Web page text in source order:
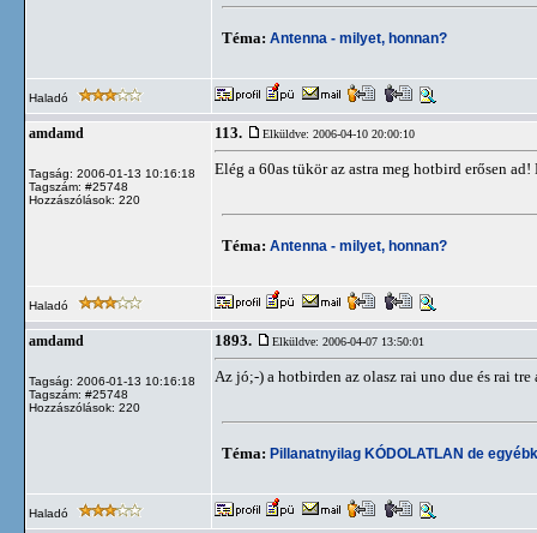
Téma: Antenna - milyet, honnan?
Haladó
amdamd
Tagság: 2006-01-13 10:16:18
Tagszám: #25748
Hozzászólások: 220
113. Elküldve: 2006-04-10 20:00:10
Elég a 60as tükör az astra meg hotbird erősen
Téma: Antenna - milyet, honnan?
Haladó
amdamd
Tagság: 2006-01-13 10:16:18
Tagszám: #25748
Hozzászólások: 220
1893. Elküldve: 2006-04-07 13:50:01
Az jó;-) a hotbirden az olasz rai uno due és rai
Téma: Pillanatnyilag KÓDOLATLAN de
Haladó